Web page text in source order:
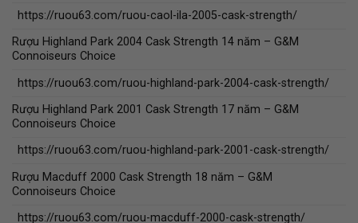
https://ruou63.com/ruou-caol-ila-2005-cask-strength/
Rượu Highland Park 2004 Cask Strength 14 năm – G&M
Connoiseurs Choice
https://ruou63.com/ruou-highland-park-2004-cask-strength/
Rượu Highland Park 2001 Cask Strength 17 năm – G&M
Connoiseurs Choice
https://ruou63.com/ruou-highland-park-2001-cask-strength/
Rượu Macduff 2000 Cask Strength 18 năm – G&M
Connoiseurs Choice
https://ruou63.com/ruou-macduff-2000-cask-strength/